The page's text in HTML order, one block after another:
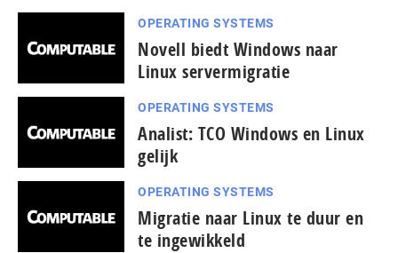
OPERATING SYSTEMS
Novell biedt Windows naar
Linux servermigratie
OPERATING SYSTEMS
Analist: TCO Windows en Linux
gelijk
OPERATING SYSTEMS
Migratie naar Linux te duur en
te ingewikkeld